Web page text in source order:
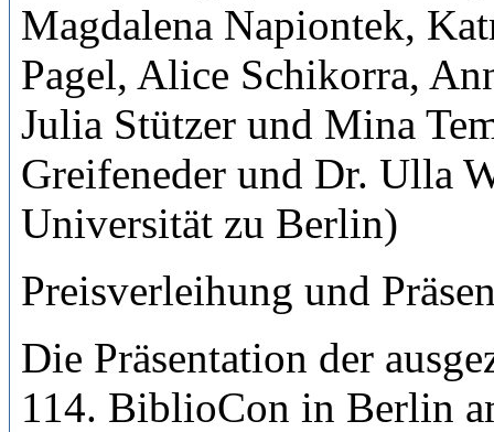
Magdalena Napiontek,
Pagel, Alice Schikorra,
Julia Stützer und Mina
Greifeneder und Dr. Ulla
Universität zu Berlin)
Preisverleihung und
Die Präsentation der
114. BiblioCon in Berlin